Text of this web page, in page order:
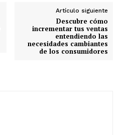
Artículo siguiente
Descubre cómo
incrementar tus ventas
entendiendo las
necesidades cambiantes
de los consumidores